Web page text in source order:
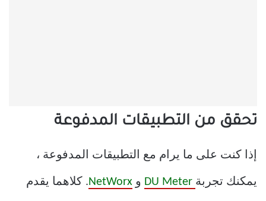
تحقق من التطبيقات المدفوعة
إذا كنت على ما يرام مع التطبيقات المدفوعة ،
يمكنك تجربة و NetWorx. كلاهما يقدم